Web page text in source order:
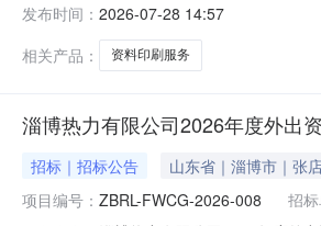
果：序号成交供应商标段名称1
发布时间： 2026-07-28 14:57
相关产品：
资料印刷服务
淄博热力有限公司2026年度外出
招标｜招标公告 山东省｜淄博市｜张
项目编号： ZBRL-FWCG-2026-008 招标